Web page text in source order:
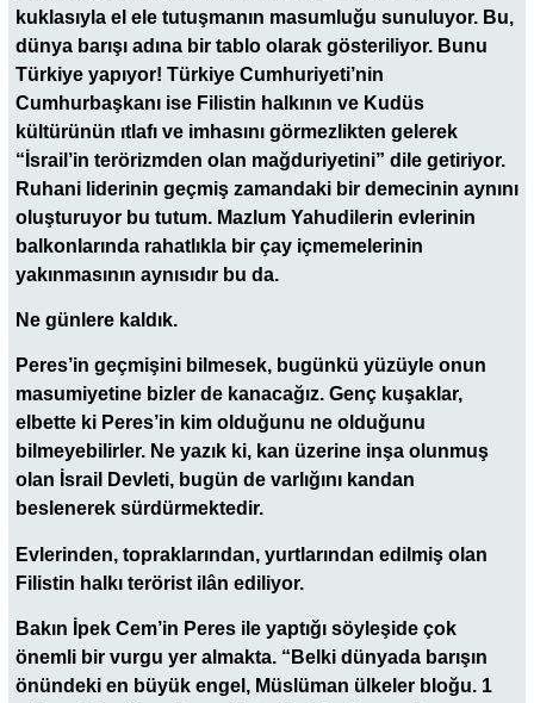
kuklasıyla el ele tutuşmanın masumluğu sunuluyor. Bu,
dünya barışı adına bir tablo olarak gösteriliyor. Bunu
Türkiye yapıyor! Türkiye Cumhuriyeti’nin
Cumhurbaşkanı ise Filistin halkının ve Kudüs
kültürünün ıtlafı ve imhasını görmezlikten gelerek
“İsrail’in terörizmden olan mağduriyetini” dile getiriyor.
Ruhani liderinin geçmiş zamandaki bir demecinin aynını
oluşturuyor bu tutum. Mazlum Yahudilerin evlerinin
balkonlarında rahatlıkla bir çay içmemelerinin
yakınmasının aynısıdır bu da.
Ne günlere kaldık.
Peres’in geçmişini bilmesek, bugünkü yüzüyle onun
masumiyetine bizler de kanacağız. Genç kuşaklar,
elbette ki Peres’in kim olduğunu ne olduğunu
bilmeyebilirler. Ne yazık ki, kan üzerine inşa olunmuş
olan İsrail Devleti, bugün de varlığını kandan
beslenerek sürdürmektedir.
Evlerinden, topraklarından, yurtlarından edilmiş olan
Filistin halkı terörist ilân ediliyor.
Bakın İpek Cem’in Peres ile yaptığı söyleşide çok
önemli bir vurgu yer almakta. “Belki dünyada barışın
önündeki en büyük engel, Müslüman ülkeler bloğu. 1